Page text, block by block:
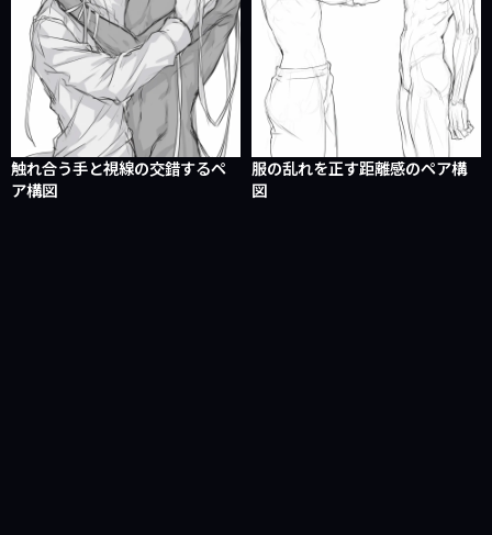
触れ合う手と視線の交錯するペ
ア構図
服の乱れを正す距離感のペア構
図